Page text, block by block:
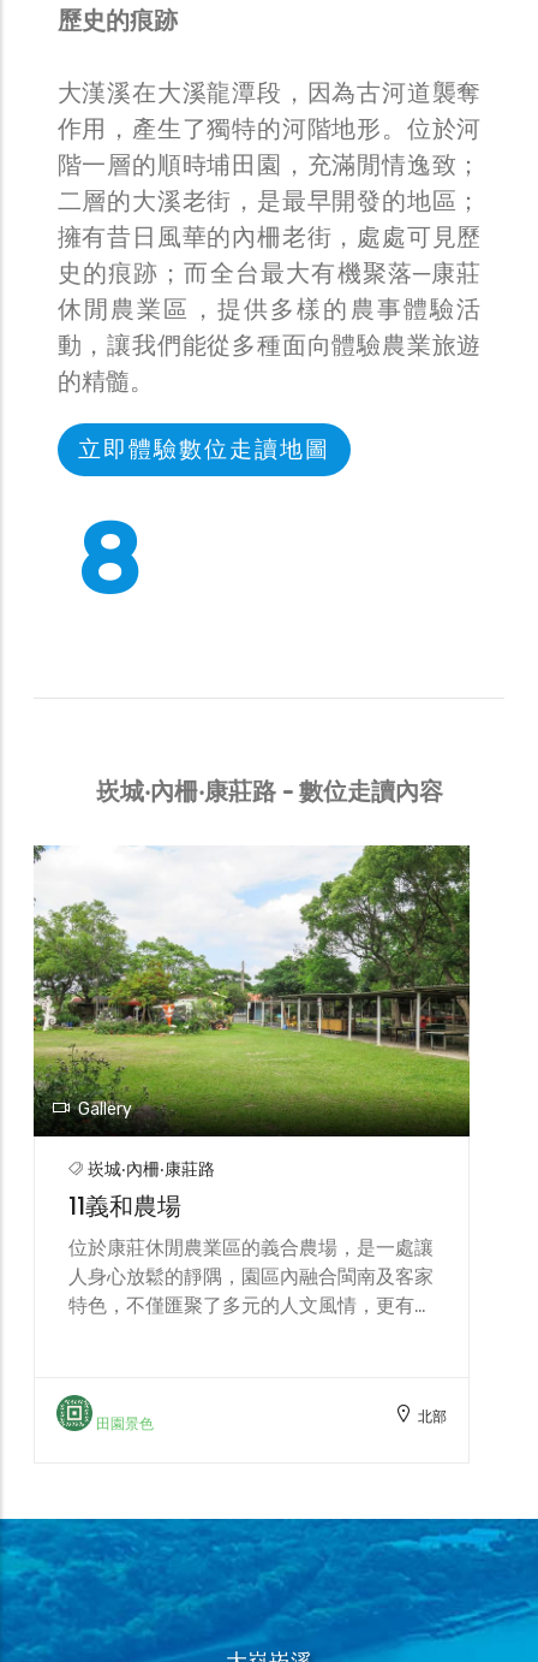
歷史的痕跡
大漢溪在大溪龍潭段，因為古河道襲奪
作用，產生了獨特的河階地形。位於河
階一層的順時埔田園，充滿閒情逸致；
二層的大溪老街，是最早開發的地區；
擁有昔日風華的內柵老街，處處可見歷
史的痕跡；而全台最大有機聚落─康莊
休閒農業區，提供多樣的農事體驗活
動，讓我們能從多種面向體驗農業旅遊
的精髓。
立即體驗數位走讀地圖
12
崁城‧內柵‧康莊路 - 數位走讀內容
12新苗有機農場
位於康莊休閒農業區的新苗有機農園，園區
內所耕種的蔬果以有機農法栽種。網室面積
有兩公頃多，設有70個網室，種有各式蔬
果，按季節調整產期，一個月的產量大約一
萬多公斤，尤其其中被稱為超級蔬菜的羽衣
甘藍，營養價值高，且市場需求量，大每個
月供應國內美式賣場達數千包。園區也設計
有採摘的體驗活動，可以讓遊客進行採摘或
整個耕種的過程，包括育苗、翻土、施肥、
種植一直到採收的流程。近年來，各農場種
植技術穩定，正逐步提升為二三級加工，為
農產品加值，提供消費者更多選擇。
田園景色 北部